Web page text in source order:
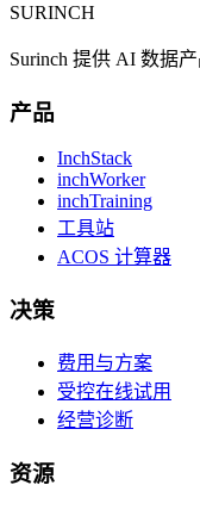
SURINCH
Surinch 提供 AI 数据
产品
InchStack
inchWorker
inchTraining
工具站
ACOS 计算器
决策
费用与方案
受控在线试用
经营诊断
资源